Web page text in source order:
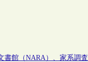
書館（NARA）、家系調査